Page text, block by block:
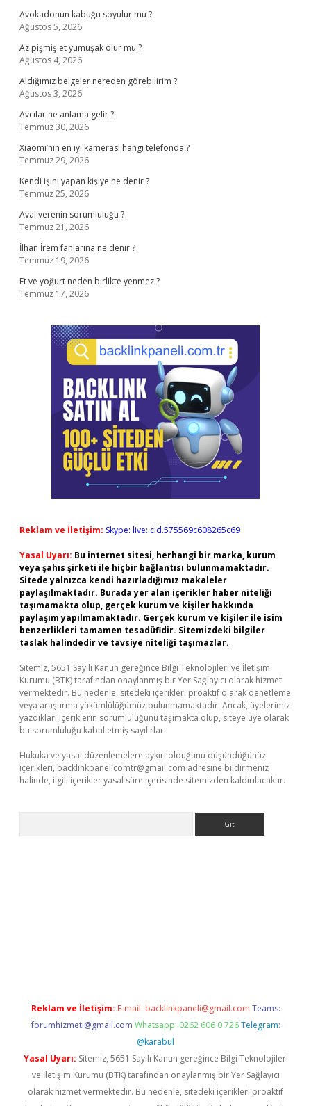
Avokadonun kabuğu soyulur mu ?
Ağustos 5, 2026
Az pişmiş et yumuşak olur mu ?
Ağustos 4, 2026
Aldığımız belgeler nereden görebilirim ?
Ağustos 3, 2026
Avcılar ne anlama gelir ?
Temmuz 30, 2026
Xiaomi’nin en iyi kamerası hangi telefonda ?
Temmuz 29, 2026
Kendi işini yapan kişiye ne denir ?
Temmuz 25, 2026
Aval verenin sorumluluğu ?
Temmuz 21, 2026
İlhan İrem fanlarına ne denir ?
Temmuz 19, 2026
Et ve yoğurt neden birlikte yenmez ?
Temmuz 17, 2026
Reklam ve İletişim: Skype: live:.cid.575569c608265c69
Yasal Uyarı: Bu internet sitesi, herhangi bir marka, kurum
veya şahıs şirketi ile hiçbir bağlantısı bulunmamaktadır.
Sitede yalnızca kendi hazırladığımız makaleler
paylaşılmaktadır. Burada yer alan içerikler haber niteliği
taşımamakta olup, gerçek kurum ve kişiler hakkında
paylaşım yapılmamaktadır. Gerçek kurum ve kişiler ile isim
benzerlikleri tamamen tesadüfidir. Sitemizdeki bilgiler
taslak halindedir ve tavsiye niteliği taşımazlar.
Sitemiz, 5651 Sayılı Kanun gereğince Bilgi Teknolojileri ve İletişim
Kurumu (BTK) tarafından onaylanmış bir Yer Sağlayıcı olarak hizmet
vermektedir. Bu nedenle, sitedeki içerikleri proaktif olarak denetleme
veya araştırma yükümlülüğümüz bulunmamaktadır. Ancak, üyelerimiz
yazdıkları içeriklerin sorumluluğunu taşımakta olup, siteye üye olarak
bu sorumluluğu kabul etmiş sayılırlar.
Hukuka ve yasal düzenlemelere aykırı olduğunu düşündüğünüz
içerikleri, backlinkpanelicomtr@gmail.com adresine bildirmeniz
halinde, ilgili içerikler yasal süre içerisinde sitemizden kaldırılacaktır.
Reklam ve İletişim: E-mail: backlinkpaneli@gmail.com Teams:
forumhizmeti@gmail.com Whatsapp: 0262 606 0 726 Telegram:
@karabul
Yasal Uyarı: Sitemiz, 5651 Sayılı Kanun gereğince Bilgi Teknolojileri
ve İletişim Kurumu (BTK) tarafından onaylanmış bir Yer Sağlayıcı
olarak hizmet vermektedir. Bu nedenle, sitedeki içerikleri proaktif